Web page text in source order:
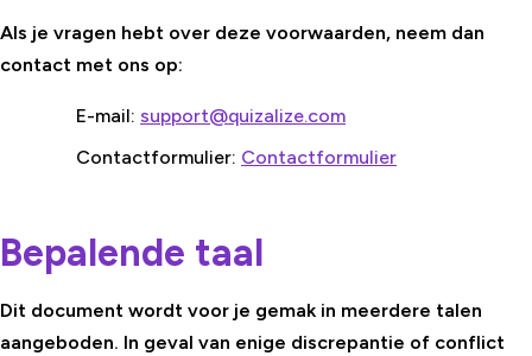
Als je vragen hebt over deze voorwaarden, neem dan
contact met ons op:
E-mail: support@quizalize.com
Contactformulier: Contactformulier
Bepalende taal
Dit document wordt voor je gemak in meerdere talen
aangeboden. In geval van enige discrepantie of conflict